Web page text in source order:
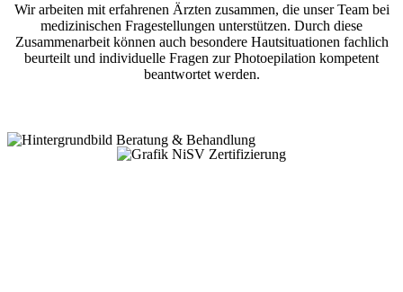
Wir arbeiten mit erfahrenen Ärzten zusammen, die unser Team bei
medizinischen Fragestellungen unterstützen. Durch diese
Zusammenarbeit können auch besondere Hautsituationen fachlich
beurteilt und individuelle Fragen zur Photoepilation kompetent
beantwortet werden.